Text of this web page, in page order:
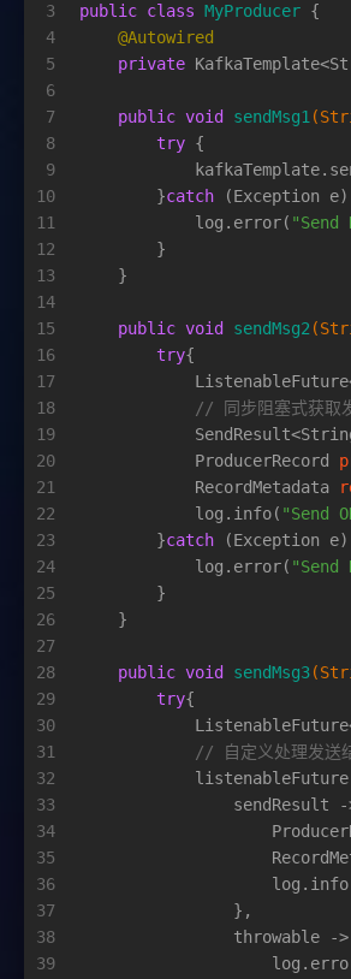
3
4
5
6
7
8
9
10
11
12
13
14
15
16
17
18
19
20
21
22
23
24
25
26
27
28
29
30
31
32
33
34
35
36
37
38
39
public class MyProducer {
@Autowired
private
public void sendMsg1
try {
        }
catch (Exception
            log.error(
        }
    }
public void sendMsg2
try{
// 同步阻塞式获取
ProducerRecord
RecordMetadata
            log.info(
"Send
        }
catch (Exception
            log.error(
        }
    }
public void sendMsg3
try{
// 自定义处理发送
sendResult -
                },
throwable ->